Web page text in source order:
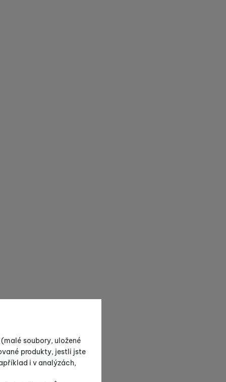
soubory, uložené
produkty, jestli jste
i v analýzách,